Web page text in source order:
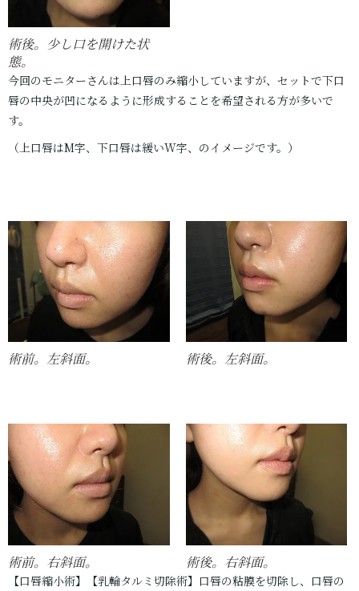
術後。少し口を開けた状
態。
今回のモニターさんは上口唇のみ縮小していますが、セットで下口
唇の中央が凹になるように形成することを希望される方が多いで
す。
（上口唇はM字、下口唇は緩いW字、のイメージです。）
術前。左斜面。 術後。左斜面。
術前。右斜面。 術後。右斜面。
【口唇縮小術】【乳輪タルミ切除術】口唇の粘膜を切除し、口唇の